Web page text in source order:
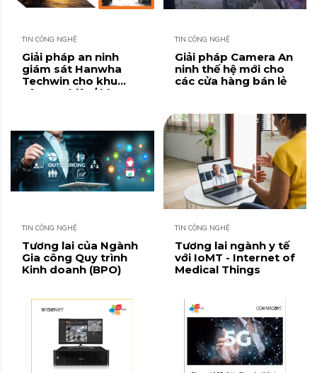
TIN CÔNG NGHỆ
Giải pháp an ninh
giám sát Hanwha
Techwin cho khu
công nghiệp/ khu
TIN CÔNG NGHỆ
Giải pháp Camera An
ninh thế hệ mới cho
các cửa hàng bán lẻ
TIN CÔNG NGHỆ
Tương lai của Ngành
Gia công Quy trình
Kinh doanh (BPO)
TIN CÔNG NGHỆ
Tương lai ngành y tế
với IoMT - Internet of
Medical Things